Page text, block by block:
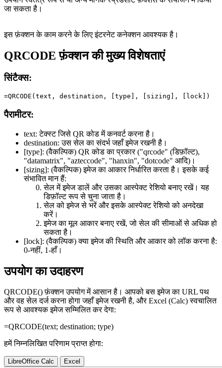
जा सकता है।
इस फ़ंक्शन के काम करने के लिए इंटरनेट कनेक्शन आवश्यक है।
QRCODE फ़ंक्शन की मुख्य विशेषताएं
सिंटैक्स:
पैरामीटर:
text: टेक्स्ट जिसे QR कोड में कनवर्ट करना है।
destination: उस सेल का संदर्भ जहाँ इमेज रखनी है।
[type]: (वैकल्पिक) QR कोड का प्रकार ("qrcode" (डिफ़ॉल्ट),
"datamatrix", "azteccode", "hanxin", "dotcode" आदि)।
[sizing]: (वैकल्पिक) इमेज का आकार निर्धारित करता है। इसके कई
संभावित मान हैं:
सेल में इमेज डालें और उसका आस्पेक्ट रेशियो बनाए रखें। यह
डिफ़ॉल्ट रूप से चुना जाता है।
सेल को इमेज से भरें और इसके आस्पेक्ट रेशियो को अनदेखा
करें।
इमेज का मूल आकार बनाए रखें, जो सेल की सीमाओं से अधिक हो
सकता है।
[lock]: (वैकल्पिक) क्या इमेज की स्थिति और आकार को लॉक करना है:
0-नहीं, 1-हाँ।
उपयोग का उदाहरण
QRCODE() फ़ंक्शन उपयोग में आसान है। आपको बस इमेज का URL पथ
और वह सेल दर्ज करना होगा जहाँ इमेज रखनी है, और Excel (Calc) स्वचालित
रूप से आवश्यक इमेज सम्मिलित कर देगा:
=QRCODE(text; destination; type)
हमें निम्नलिखित परिणाम प्राप्त होगा:
LibreOffice Calc Excel